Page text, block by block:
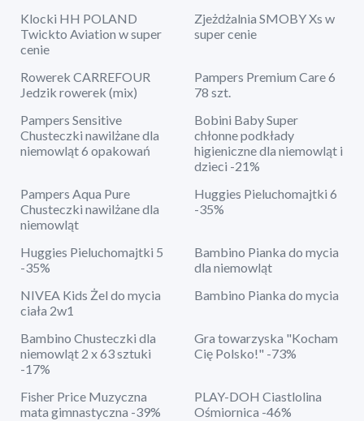
Klocki HH POLAND
Twickto Aviation w super
cenie
Zjeżdżalnia SMOBY Xs w
super cenie
Rowerek CARREFOUR
Jedzik rowerek (mix)
Pampers Premium Care 6
78 szt.
Pampers Sensitive
Chusteczki nawilżane dla
niemowląt 6 opakowań
Bobini Baby Super
chłonne podkłady
higieniczne dla niemowląt i
dzieci -21%
Pampers Aqua Pure
Chusteczki nawilżane dla
niemowląt
Huggies Pieluchomajtki 6
-35%
Huggies Pieluchomajtki 5
-35%
Bambino Pianka do mycia
dla niemowląt
NIVEA Kids Żel do mycia
ciała 2w1
Bambino Pianka do mycia
Bambino Chusteczki dla
niemowląt 2 x 63 sztuki
-17%
Gra towarzyska "Kocham
Cię Polsko!" -73%
Fisher Price Muzyczna
mata gimnastyczna -39%
PLAY-DOH Ciastlolina
Ośmiornica -46%